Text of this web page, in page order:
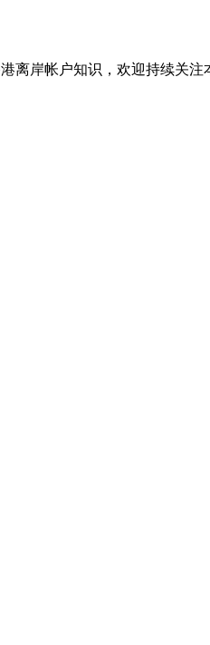
离岸帐户知识，欢迎持续关注